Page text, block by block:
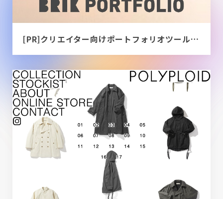
[PR]クリエイター向けポートフォリオツール｜BRIK PORTFOLIO